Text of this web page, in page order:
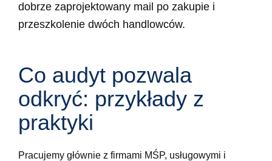
dobrze zaprojektowany mail po zakupie i
przeszkolenie dwóch handlowców.
Co audyt pozwala
odkryć: przykłady z
praktyki
Pracujemy głównie z firmami MŚP, usługowymi i